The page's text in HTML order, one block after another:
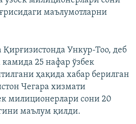
маълумотларни
Қирғизистонда Ункур-Тоо, деб
камида 25 нафар ўзбек
ҳақида хабар берилган
Чегара хизмати
милиционерлари сони 20
маълум қилди.